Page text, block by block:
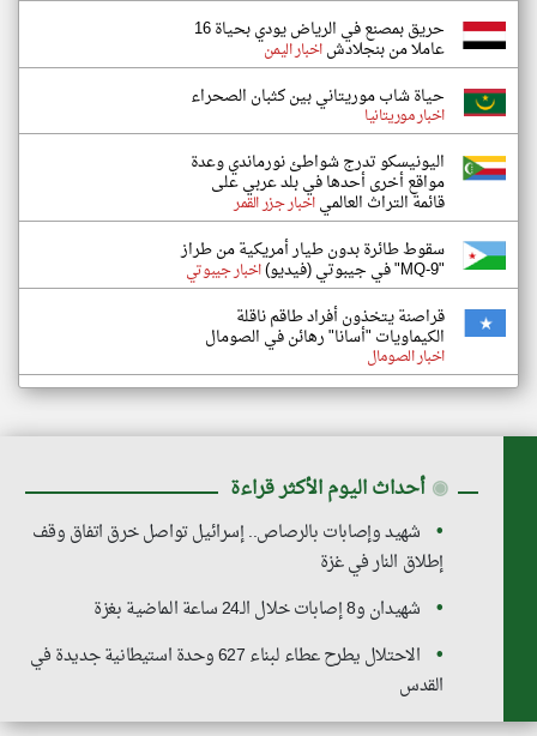
حريق بمصنع في الرياض يودي بحياة 16
عاملا من بنجلادشاخبار اليمن
حياة شاب موريتاني بين كثبان الصحراء
اخبار موريتانيا
اليونيسكو تدرج شواطئ نورماندي وعدة
مواقع أخرى أحدها في بلد عربي على
قائمة التراث العالمياخبار جزر القمر
سقوط طائرة بدون طيار أمريكية من طراز
"MQ-9" في جيبوتي (فيديو) اخبار جيبوتي
قراصنة يتخذون أفراد طاقم ناقلة
الكيماويات "أسانا" رهائن في الصومال
اخبار الصومال
◉ أحداث اليوم الأكثر قراءة
شهيد وإصابات بالرصاص.. إسرائيل تواصل خرق اتفاق وقف
إطلاق النار في غزة
شهيدان و8 إصابات خلال الـ24 ساعة الماضية بغزة
الاحتلال يطرح عطاء لبناء 627 وحدة استيطانية جديدة في
القدس